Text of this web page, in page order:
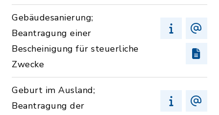
Gebäudesanierung;
Beantragung einer
Bescheinigung für steuerliche
Zwecke
Geburt im Ausland;
Beantragung der